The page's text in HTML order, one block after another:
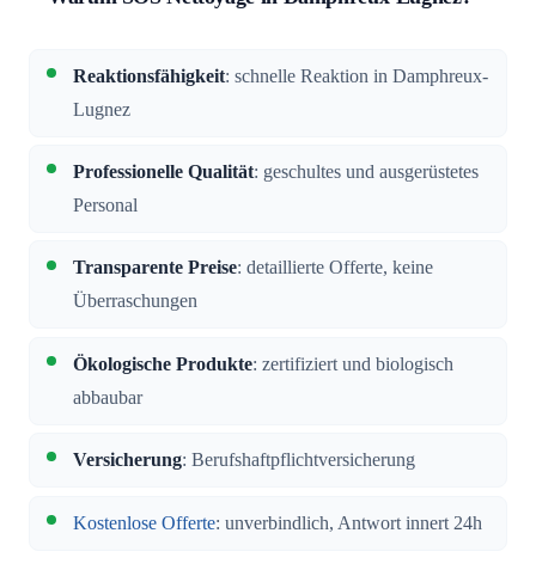
Reaktionsfähigkeit: schnelle Reaktion in Damphreux-
Lugnez
Professionelle Qualität: geschultes und ausgerüstetes
Personal
Transparente Preise: detaillierte Offerte, keine
Überraschungen
Ökologische Produkte: zertifiziert und biologisch
abbaubar
Versicherung: Berufshaftpflichtversicherung
Kostenlose Offerte: unverbindlich, Antwort innert 24h